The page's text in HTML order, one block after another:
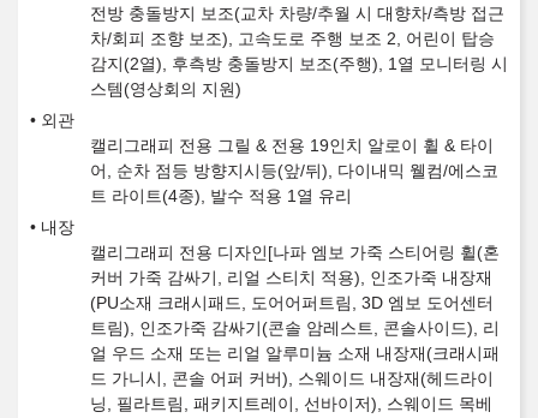
전방 충돌방지 보조(교차 차량/추월 시 대향차/측방 접근
차/회피 조향 보조), 고속도로 주행 보조 2, 어린이 탑승
감지(2열), 후측방 충돌방지 보조(주행), 1열 모니터링 시
스템(영상회의 지원)
외관
캘리그래피 전용 그릴 & 전용 19인치 알로이 휠 & 타이
어, 순차 점등 방향지시등(앞/뒤), 다이내믹 웰컴/에스코
트 라이트(4종), 발수 적용 1열 유리
내장
캘리그래피 전용 디자인[나파 엠보 가죽 스티어링 휠(혼
커버 가죽 감싸기, 리얼 스티치 적용), 인조가죽 내장재
(PU소재 크래시패드, 도어어퍼트림, 3D 엠보 도어센터
트림), 인조가죽 감싸기(콘솔 암레스트, 콘솔사이드), 리
얼 우드 소재 또는 리얼 알루미늄 소재 내장재(크래시패
드 가니시, 콘솔 어퍼 커버), 스웨이드 내장재(헤드라이
닝, 필라트림, 패키지트레이, 선바이저), 스웨이드 목베